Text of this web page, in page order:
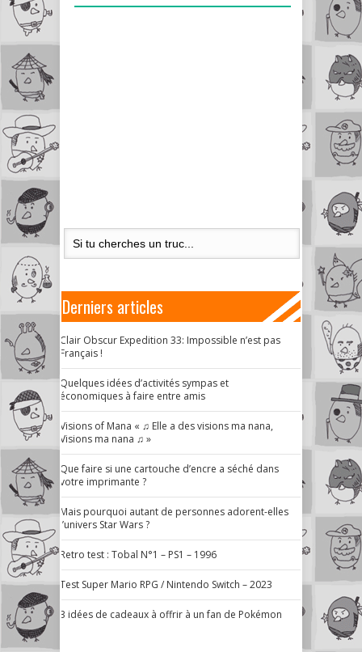
Derniers articles
Clair Obscur Expedition 33: Impossible n’est pas
Français !
Quelques idées d’activités sympas et
économiques à faire entre amis
Visions of Mana « ♫ Elle a des visions ma nana,
Visions ma nana ♫ »
Que faire si une cartouche d’encre a séché dans
votre imprimante ?
Mais pourquoi autant de personnes adorent-elles
l’univers Star Wars ?
Retro test : Tobal N°1 – PS1 – 1996
Test Super Mario RPG / Nintendo Switch – 2023
3 idées de cadeaux à offrir à un fan de Pokémon